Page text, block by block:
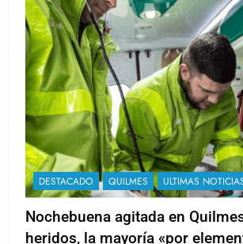
DESTACADO QUILMES ULTIMAS
Nochebuena agitada en
heridos, la mayoría «por